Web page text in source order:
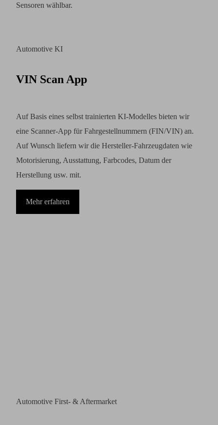
Sensoren wählbar.
Automotive KI
VIN Scan App
Auf Basis eines selbst trainierten KI-Modelles bieten wir
eine Scanner-App für Fahrgestellnummern (FIN/VIN) an.
Auf Wunsch liefern wir die Hersteller-Fahrzeugdaten wie
Motorisierung, Ausstattung, Farbcodes, Datum der
Herstellung usw. mit.
Mehr erfahren
Automotive First- & Aftermarket